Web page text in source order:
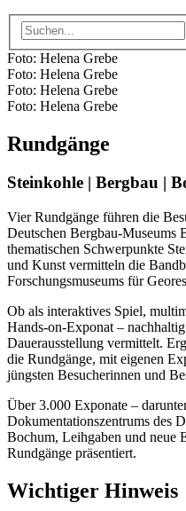
Foto: Helena Grebe
Foto: Helena Grebe
Foto: Helena Grebe
Foto: Helena Grebe
Rundgänge
Steinkohle | Bergbau |
Vier Rundgänge führen die
Deutschen Bergbau-Museums
thematischen Schwerpunkte
und Kunst vermitteln die
Forschungsmuseums für
Ob als interaktives Spiel,
Hands-on-Exponat –
Dauerausstellung vermittelt.
die Rundgänge, mit eigenen
jüngsten Besucherinnen und
Über 3.000 Exponate –
Dokumentationszentrums des
Bochum, Leihgaben und neue
Rundgänge präsentiert.
Wichtiger Hinweis